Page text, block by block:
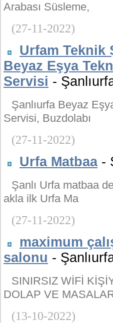
Arabası Süsleme,
(27-11-2022)
Urfam Teknik
Beyaz Eşya
Servisi -
Şanlıurfa Beyaz
Servisi, Buzdolabı
(27-11-2022)
Urfa Matbaa-
Şanlı Urfa matbaa
akla ilk Urfa Ma
(27-11-2022)
maximum
salonu -
SINIRSIZ WİFİ
DOLAP VE
(13-10-2022)